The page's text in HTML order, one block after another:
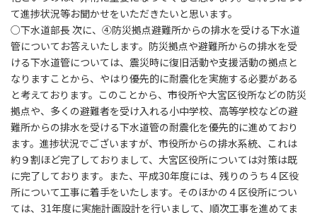
て進捗状況等お聞かせをいただきたいと思います。
○下水道部長 次に、④防災拠点避難所からの排水を受ける下水道
管についてお答えいたします。防災拠点や避難所からの排水を受
ける下水道管については、震災時に復旧活動や支援活動の拠点と
なりますことから、やはり優先的に耐震化を実施する必要がある
と考えております。このことから、市役所や大宮区役所などの防災
拠点や、多くの避難者を受け入れる小中学校、高等学校などの避
難所からの排水を受ける下水道管の耐震化を優先的に進めており
ます。進捗状況でございますが、市役所からの排水系統、これは
約９割ほど完了しておりまして、大宮区役所については対策は既
に完了しております。また、平成30年度には、残りのうち４区役
所について工事に着手をいたします。そのほかの４区役所につい
ては、31年度に実施計画設計を行いまして、順次工事を進めてま